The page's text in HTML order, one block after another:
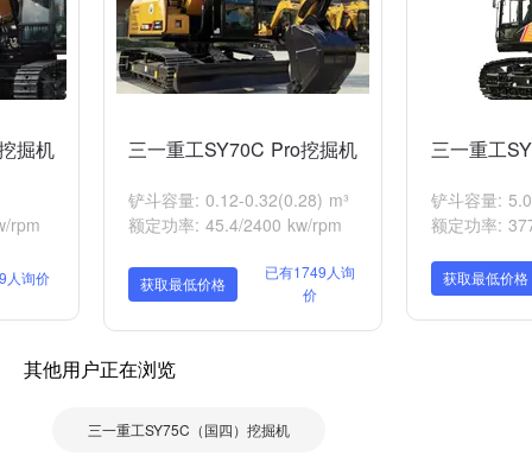
掘机
rpm
人询价
三一重工SY70C Pro挖掘机
铲斗容量: 0.12-0.32(0.28) m³
额定功率: 45.4/2400 kw/rpm
获取最低价格
已有1749人询
价
三一重工
铲斗容量:
额定功率:
获取最低价格
其他用户正在浏览
三一重工SY75C（国四）挖掘机